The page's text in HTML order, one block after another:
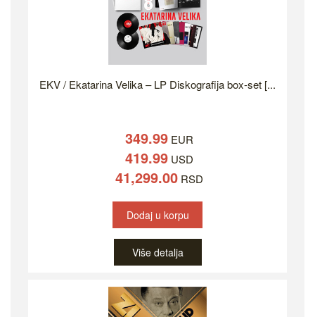
EKV / Ekatarina Velika – LP Diskografija box-set [...
349.99 EUR
419.99 USD
41,299.00 RSD
Dodaj u korpu
Više detalja